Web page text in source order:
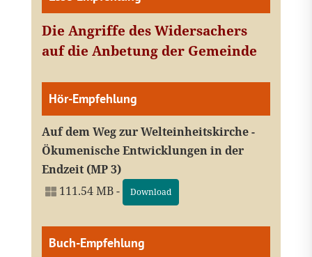
Die Angriffe des Widersachers
auf die Anbetung der Gemeinde
Hör-Empfehlung
Auf dem Weg zur Welteinheitskirche -
Ökumenische Entwicklungen in der
Endzeit (MP 3)
111.54 MB -
Download
Buch-Empfehlung